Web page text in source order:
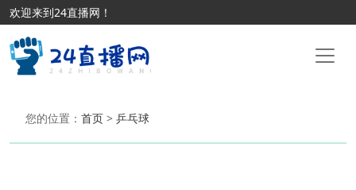
欢迎来到24直播网！
您的位置： 首页 > 乒乓球